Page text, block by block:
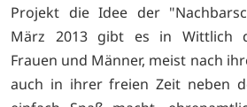
Projekt die Idee der
März 2013 gibt es in Wittlich
Frauen und Männer, meist nach
auch in ihrer freien Zeit neben